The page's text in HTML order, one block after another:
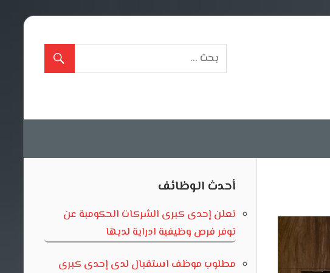
أحدث الوظائف
تعلن إحدى كبرى الشركات الحكومبة عن
توفر فرص وظيفية ادراية لديها
مطلوب موظف استقبال لدى إحدى كبرى